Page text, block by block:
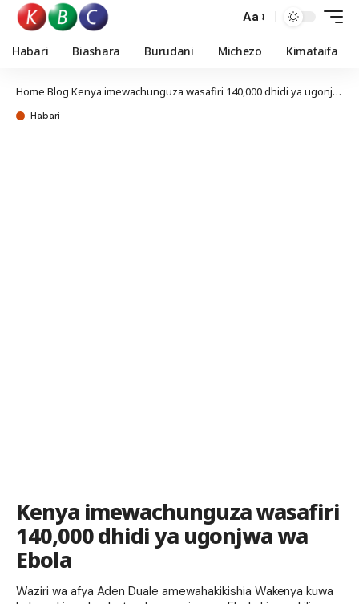
Aa
Habari Biashara Burudani Michezo Kimataifa
Home Blog Kenya imewachunguza wasafiri 140,000 dhidi ya ugonjwa wa Ebola
Habari
Kenya imewachunguza wasafiri
140,000 dhidi ya ugonjwa wa
Ebola
Waziri wa afya Aden Duale amewahakikishia Wakenya kuwa